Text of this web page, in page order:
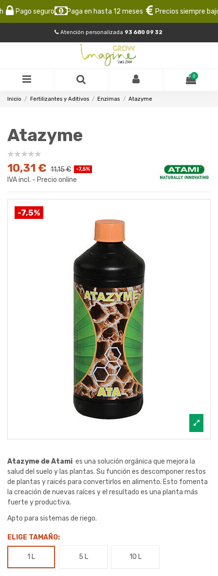
Pago seguro Paga en hasta 12 meses Precios siempre bajos
Atención personalizada 93 680 09 32
0
Inicio Fertilizantes y Aditivos Enzimas Atazyme
Atazyme
10,31 € 11,15 € -7,5%
IVA incl. - Precio online
-7,5%
Atazyme de Atami es una solución orgánica que mejora la
salud del suelo y las plantas. Su función es descomponer restos
de plantas y raicés para convertirlos en alimento. Esto fomenta
la creación de nuevas raíces y el resultado es una planta más
fuerte y productiva.
Apto para sistemas de riego.
ELIGE TAMAÑO:
1 L 5 L 10 L